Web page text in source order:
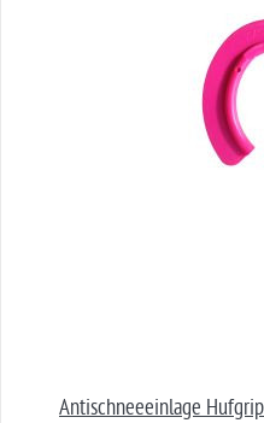
Antischneeeinlage